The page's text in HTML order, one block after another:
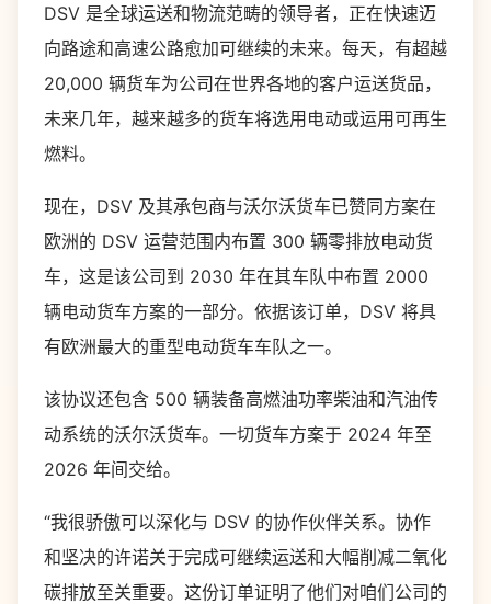
DSV 是全球运送和物流范畴的领导者，正在快速迈
向路途和高速公路愈加可继续的未来。每天，有超越
20,000 辆货车为公司在世界各地的客户运送货品，
未来几年，越来越多的货车将选用电动或运用可再生
燃料。
现在，DSV 及其承包商与沃尔沃货车已赞同方案在
欧洲的 DSV 运营范围内布置 300 辆零排放电动货
车，这是该公司到 2030 年在其车队中布置 2000
辆电动货车方案的一部分。依据该订单，DSV 将具
有欧洲最大的重型电动货车车队之一。
该协议还包含 500 辆装备高燃油功率柴油和汽油传
动系统的沃尔沃货车。一切货车方案于 2024 年至
2026 年间交给。
“我很骄傲可以深化与 DSV 的协作伙伴关系。协作
和坚决的许诺关于完成可继续运送和大幅削减二氧化
碳排放至关重要。这份订单证明了他们对咱们公司的